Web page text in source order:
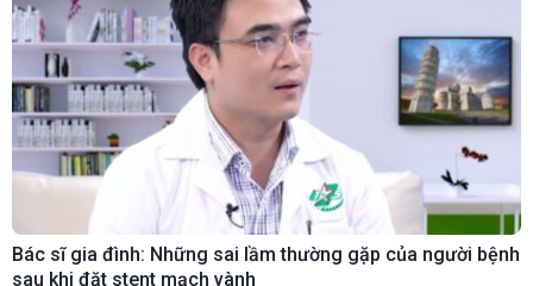
Bác sĩ gia đình: Những sai lầm thường gặp của người bệnh
sau khi đặt stent mạch vành